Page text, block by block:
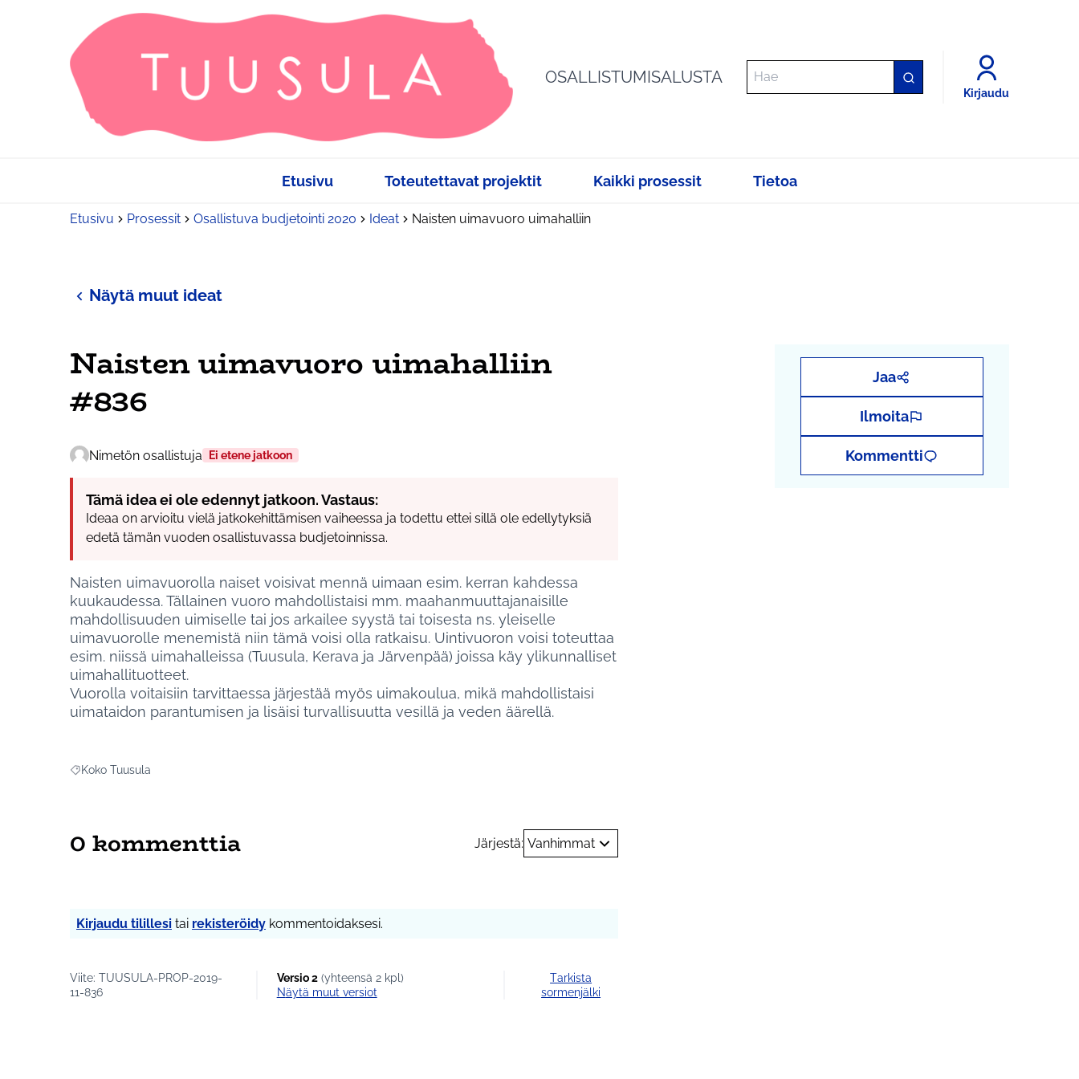
OSALLISTUMISALUSTA
Kirjaudu
Etusivu Toteutettavat projektit Kaikki prosessit Tietoa
Etusivu Prosessit Osallistuva budjetointi 2020 Ideat Naisten uimavuoro uimahalliin
Näytä muut ideat
Naisten uimavuoro uimahalliin
#836
Nimetön osallistuja Ei etene jatkoon
Tämä idea ei ole edennyt jatkoon. Vastaus:
Ideaa on arvioitu vielä jatkokehittämisen vaiheessa ja todettu ettei sillä ole edellytyksiä
edetä tämän vuoden osallistuvassa budjetoinnissa.
Naisten uimavuorolla naiset voisivat mennä uimaan esim. kerran kahdessa
kuukaudessa. Tällainen vuoro mahdollistaisi mm. maahanmuuttajanaisille
mahdollisuuden uimiselle tai jos arkailee syystä tai toisesta ns. yleiselle
uimavuorolle menemistä niin tämä voisi olla ratkaisu. Uintivuoron voisi toteuttaa
esim. niissä uimahalleissa (Tuusula, Kerava ja Järvenpää) joissa käy ylikunnalliset
uimahallituotteet.
Vuorolla voitaisiin tarvittaessa järjestää myös uimakoulua, mikä mahdollistaisi
uimataidon parantumisen ja lisäisi turvallisuutta vesillä ja veden äärellä.
Rajaa tulokset aihepiirin mukaan: Koko Tuusula
Koko Tuusula
Jaa
Ilmoita
Kommentti
0 kommenttia Järjestä: Vanhimmat
Kirjaudu tilillesi tai rekisteröidy kommentoidaksesi.
Viite: TUUSULA-PROP-2019-
11-836
Versio 2(yhteensä 2 kpl)
näytä muut versiot
Tarkista
sormenjälki